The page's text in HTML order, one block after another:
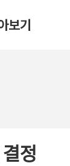
보기
정